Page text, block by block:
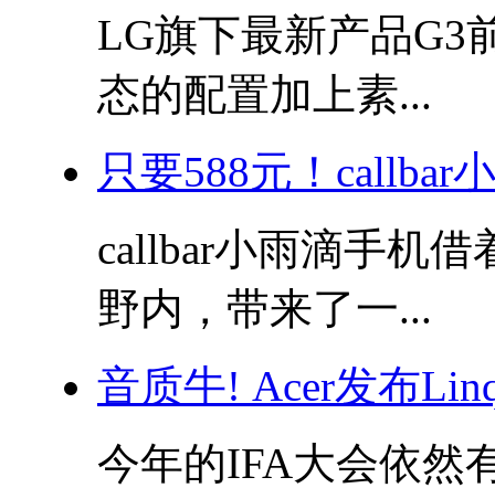
LG旗下最新产品G3
态的配置加上素...
只要588元！callbar
callbar小雨滴手机
野内，带来了一...
音质牛! Acer发布
今年的IFA大会依然